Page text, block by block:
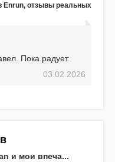
он даже
Enrun, отзывы реальных
Пока радует.
03.02.2026
и мои впеча...